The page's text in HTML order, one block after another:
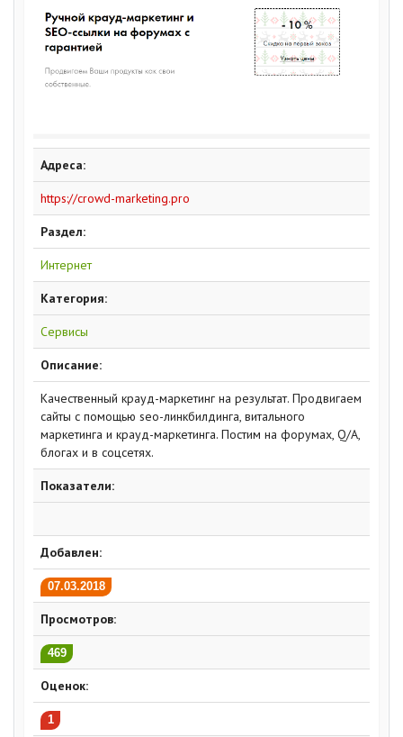
Адреса:
https://crowd-marketing.pro
Раздел:
Интернет
Категория:
Сервисы
Описание:
Качественный крауд-маркетинг на результат. Продвигаем
сайты с помощью seo-линкбилдинга, витального
маркетинга и крауд-маркетинга. Постим на форумах, Q/A,
блогах и в соцсетях.
Показатели:
Добавлен:
07.03.2018
Просмотров:
469
Оценок:
1